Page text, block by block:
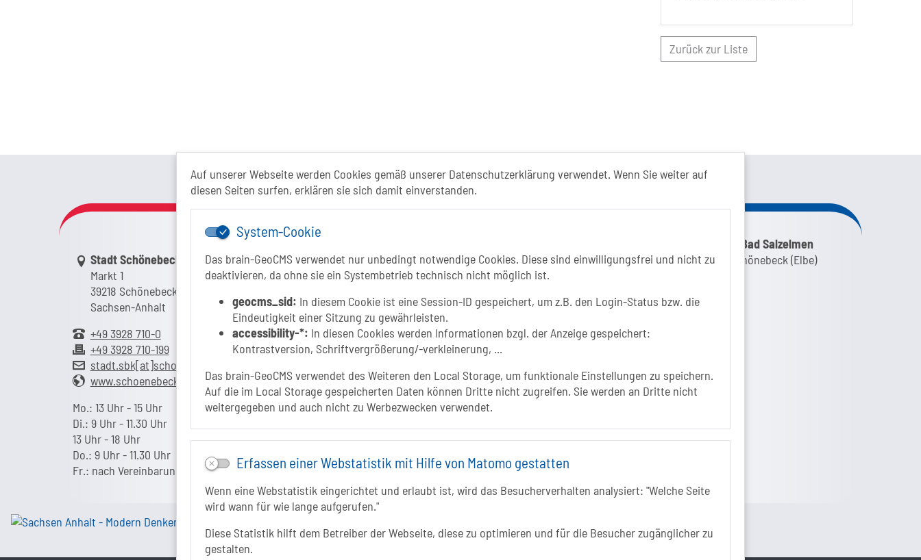
Auf unserer Webseite werden Cookies gemäß unserer Datenschutzerklärung verwendet. Wenn Sie weiter auf
diesen Seiten surfen, erklären sie sich damit einverstanden.
System-Cookie
Das brain-GeoCMS verwendet nur unbedingt notwendige Cookies. Diese sind einwilligungsfrei und nicht zu
deaktivieren, da ohne sie ein Systembetrieb technisch nicht möglich ist.
geocms_sid: In diesem Cookie ist eine Session-ID gespeichert, um z.B. den Login-Status bzw. die
Eindeutigkeit einer Sitzung zu gewährleisten.
accessibility-*: In diesen Cookies werden Informationen bzgl. der Anzeige gespeichert:
Kontrastversion, Schriftvergrößerung/-verkleinerung, ...
Das brain-GeoCMS verwendet des Weiteren den Local Storage, um funktionale Einstellungen zu speichern.
Auf die im Local Storage gespeicherten Daten können Dritte nicht zugreifen. Sie werden an Dritte nicht
weitergegeben und auch nicht zu Werbezwecken verwendet.
Erfassen einer Webstatistik mit Hilfe von Matomo gestatten
Wenn eine Webstatistik eingerichtet und erlaubt ist, wird das Besucherverhalten analysiert: "Welche Seite
wird wann für wie lange aufgerufen."
Diese Statistik hilft dem Betreiber der Webseite, diese zu optimieren und für die Besucher zugänglicher zu
gestalten.
Zurück zur Liste
Das Tourismusportal ist ein gemeinschaftliches Projekt von...
Link zur Google-Maps Navigation
Stadt Schönebeck (Elbe)
Markt 1
39218 Schönebeck (Elbe)
Sachsen-Anhalt
+49 3928 710-0
+49 3928 710-199
stadt.sbk[at]schoenebeck-elbe.de
www.schoenebeck.de
Mo.: 13 Uhr - 15 Uhr
Di.: 9 Uhr - 11.30 Uhr
13 Uhr - 18 Uhr
Do.: 9 Uhr - 11.30 Uhr
Fr.: nach Vereinbarung
Folgt uns auf
INSTAGRAM
Link zur Google-Maps Navigation
SOLEPARK Schönebeck/Bad Salzelmen
Eigenbetrieb der Stadt Schönebeck (Elbe)
+49 3928 7055-42
Infos zur Barrierefreiheit